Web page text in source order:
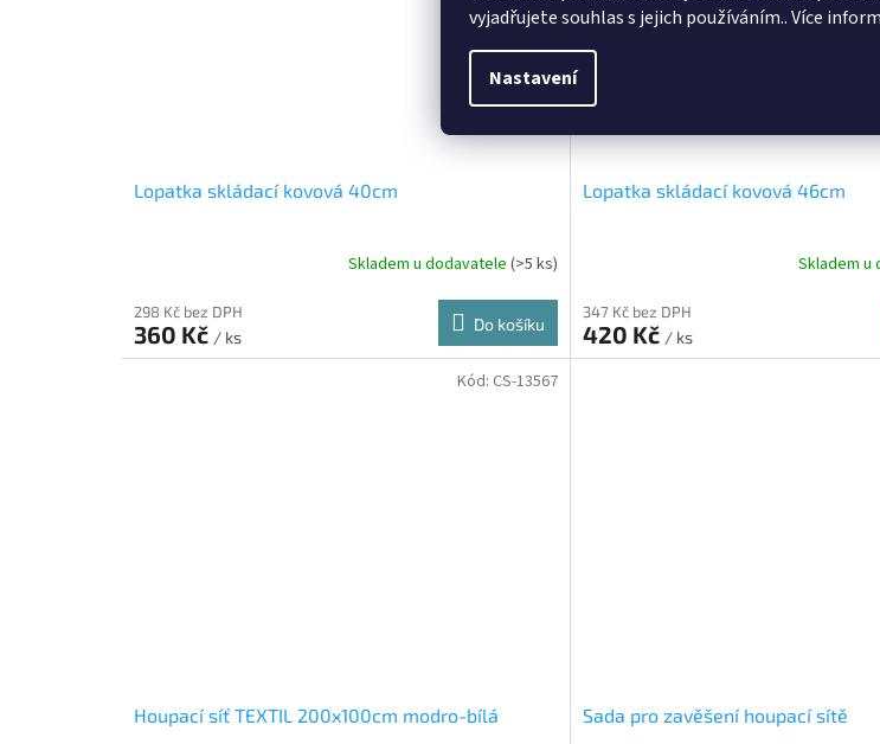
vyjadřujete souhlas s jejich používáním.. Více
Nastavení
Lopatka skládací kovová 40cm
Skladem u dodavatele(>5 ks)
298 Kč bez DPH
360 Kč / ks
Do košíku
Lopatka skládací kovová 46cm
Skladem u
347 Kč bez DPH
420 Kč / ks
Houpací síť TEXTIL 200x100cm modro-bílá
Kód: CS-13567
Sada pro zavěšení houpací sítě